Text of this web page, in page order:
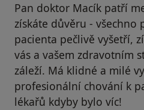
Pan doktor Macík patří
získáte důvěru - všechno
pacienta pečlivě vyšetří,
vás a vašem zdravotním
záleží. Má klidné a milé
profesionální chování k
lékařů kdyby bylo víc!